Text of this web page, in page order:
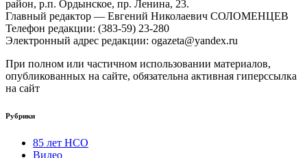
район, р.п. Ордынское, пр. Ленина, 23.
Главный редактор — Евгений Николаевич СОЛОМЕНЦЕВ
Телефон редакции: (383-59) 23-280
Электронный адрес редакции: ogazeta@yandex.ru
При полном или частичном использовании материалов,
опубликованных на сайте, обязательна активная гиперссылка
на сайт
Рубрики
85 лет НСО
Видео